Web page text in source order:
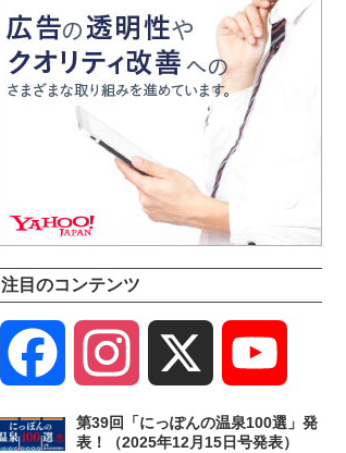
注目のコンテンツ
Facebook Instagram
Channel
第39回「にっぽんの温泉100選」発
表！（2025年12月15日号発表）